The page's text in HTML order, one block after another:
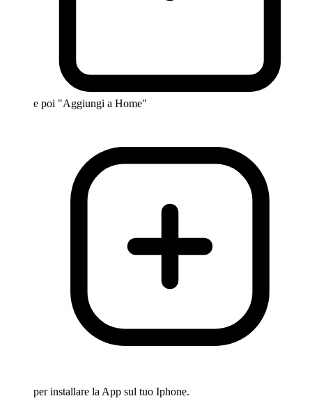
e poi "Aggiungi a Home"
per installare la App sul tuo Iphone.